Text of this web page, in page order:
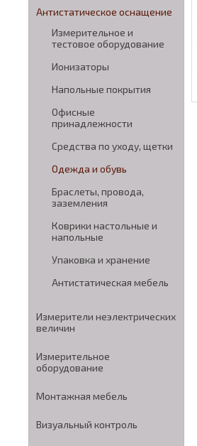
Антистатическое оснащение
Измерительное и
тестовое оборудование
Ионизаторы
Напольные покрытия
Офисные
принадлежности
Средства по уходу, щетки
Одежда и обувь
Браслеты, провода,
заземления
Коврики настольные и
напольные
Упаковка и хранение
Антистатическая мебель
Измерители неэлектрических
величин
Измерительное
оборудование
Монтажная мебель
Визуальный контроль